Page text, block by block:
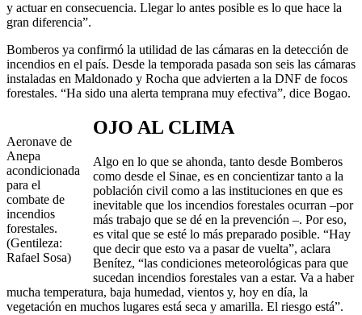
y actuar en consecuencia. Llegar lo antes posible es lo que hace la
gran diferencia”.
Bomberos ya confirmó la utilidad de las cámaras en la detección de
incendios en el país. Desde la temporada pasada son seis las cámaras
instaladas en Maldonado y Rocha que advierten a la DNF de focos
forestales. “Ha sido una alerta temprana muy efectiva”, dice Bogao.
Aeronave de
Anepa
acondicionada
para el
combate de
incendios
forestales.
(Gentileza:
Rafael Sosa)
OJO AL CLIMA
Algo en lo que se ahonda, tanto desde Bomberos
como desde el Sinae, es en concientizar tanto a la
población civil como a las instituciones en que es
inevitable que los incendios forestales ocurran ‒por
más trabajo que se dé en la prevención ‒. Por eso,
es vital que se esté lo más preparado posible. “Hay
que decir que esto va a pasar de vuelta”, aclara
Benítez, “las condiciones meteorológicas para que
sucedan incendios forestales van a estar. Va a haber
mucha temperatura, baja humedad, vientos y, hoy en día, la
vegetación en muchos lugares está seca y amarilla. El riesgo está”.